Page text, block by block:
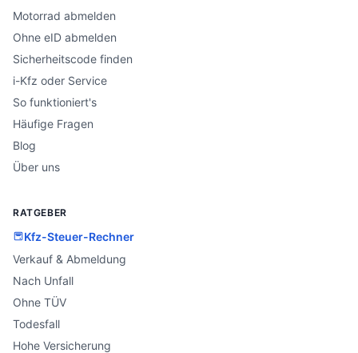
Motorrad abmelden
Ohne eID abmelden
Sicherheitscode finden
i-Kfz oder Service
So funktioniert's
Häufige Fragen
Blog
Über uns
RATGEBER
Kfz-Steuer-Rechner
Verkauf & Abmeldung
Nach Unfall
Ohne TÜV
Todesfall
Hohe Versicherung